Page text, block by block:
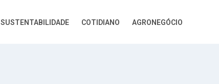
SUSTENTABILIDADE COTIDIANO AGRONEGÓCIO